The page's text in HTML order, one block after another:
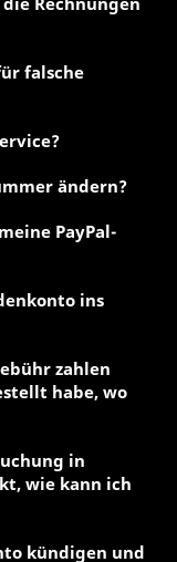
falsche
ändern?
PayPal-
ins
zahlen
habe, wo
in
wie kann ich
kündigen und